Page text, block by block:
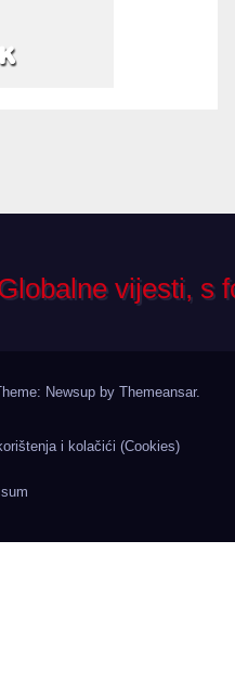
Newsup by Themeansar.
i kolačići (Cookies)